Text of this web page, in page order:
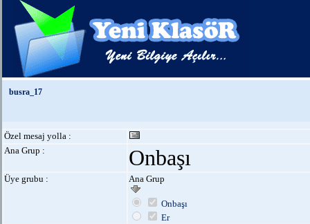
busra_17
Özel mesaj yolla :
Ana Grup :
Onbaşı
Üye grubu : Ana Grup
Onbaşı
Er